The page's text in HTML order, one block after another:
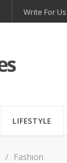
Write For Us
LIFESTYLE
Fashion